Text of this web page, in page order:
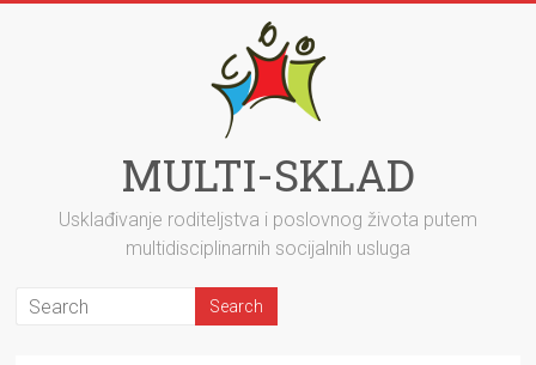
MULTI-SKLAD
Usklađivanje roditeljstva i poslovnog života putem
multidisciplinarnih socijalnih usluga